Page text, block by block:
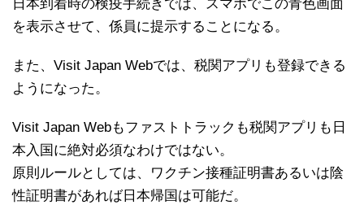
日本到着時の検疫手続きでは、スマホでこの青色画面
を表示させて、係員に提示することになる。
また、Visit Japan Webでは、税関アプリも登録できる
ようになった。
Visit Japan Webもファストトラックも税関アプリも日
本入国に絶対必須なわけではない。
原則ルールとしては、ワクチン接種証明書あるいは陰
性証明書があれば日本帰国は可能だ。